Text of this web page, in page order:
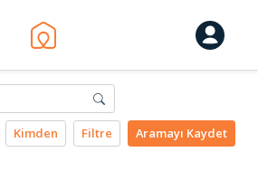
Kimden Filtre Aramayı Kaydet